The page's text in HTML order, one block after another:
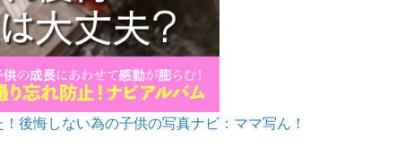
後悔しない為の子供の写真ナビ：ママ写ん！